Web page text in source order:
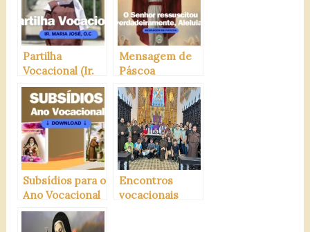
Partilha
Vocacional (Ir.
Maria José, O.C)
Mensagem de
Páscoa
Subsídios para o
Ano Vocacional
Carmelita
Encontros
vocacionais